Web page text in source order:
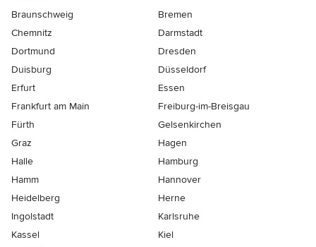
Braunschweig
Bremen
Chemnitz
Darmstadt
Dortmund
Dresden
Duisburg
Düsseldorf
Erfurt
Essen
Frankfurt am Main
Freiburg-im-Breisgau
Fürth
Gelsenkirchen
Graz
Hagen
Halle
Hamburg
Hamm
Hannover
Heidelberg
Herne
Ingolstadt
Karlsruhe
Kassel
Kiel